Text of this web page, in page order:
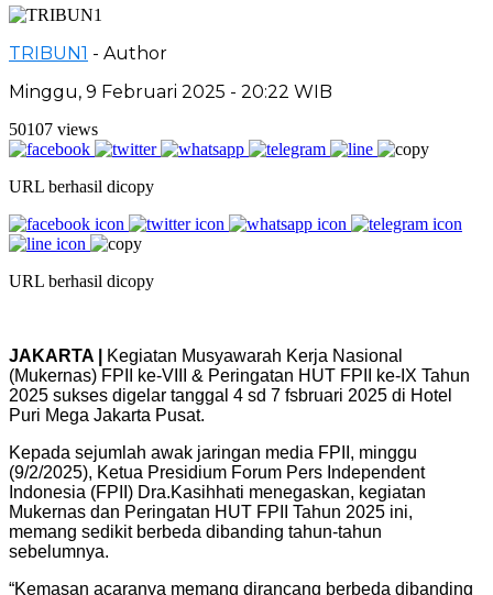
TRIBUN1 - Author
Minggu, 9 Februari 2025 - 20:22 WIB
50107 views
URL berhasil dicopy
URL berhasil dicopy
JAKARTA |
Kegiatan Musyawarah Kerja Nasional
(Mukernas) FPII ke-VIII & Peringatan HUT FPII ke-IX Tahun
2025 sukses digelar tanggal 4 sd 7 fsbruari 2025 di Hotel
Puri Mega Jakarta Pusat.
Kepada sejumlah awak jaringan media FPII, minggu
(9/2/2025), Ketua Presidium Forum Pers Independent
Indonesia (FPII) Dra.Kasihhati menegaskan, kegiatan
Mukernas dan Peringatan HUT FPII Tahun 2025 ini,
memang sedikit berbeda dibanding tahun-tahun
sebelumnya.
“Kemasan acaranya memang dirancang berbeda dibanding